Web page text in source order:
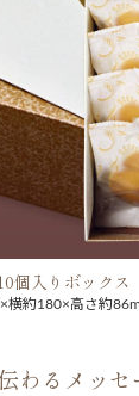
個入りボックス
横約180×高さ約
わるメッセ